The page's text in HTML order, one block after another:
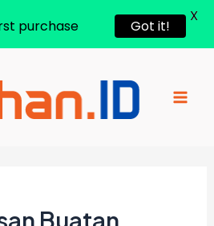
Buatan
purchase Got it!
X